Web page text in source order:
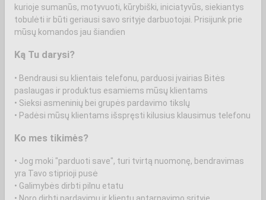
kurioje sumanūs, motyvuoti, kūrybiški, iniciatyvūs, siekiantys
tobulėti ir būti geriausi savo srityje darbuotojai. Prisijunk prie
mūsų komandos jau šiandien
Ką Tu darysi?
• Bendrausi su klientais telefonu, parduosi įvairias Bitės
paslaugas ir produktus esamiems mūsų klientams
• Sieksi asmeninių bei grupės pardavimo tikslų
• Padėsi mūsų klientams išspręsti kilusius klausimus telefonu
Ko mes tikimės?
• Jog moki "parduoti save", turi tvirtą nuomonę, bendravimas
yra Tavo stiprioji pusė
• Galimybės dirbti pilnu etatu